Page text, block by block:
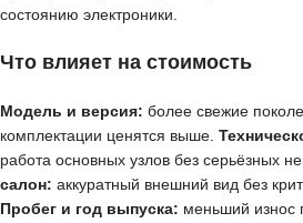
состоянию электроники.
Что влияет на стоимость
Модель и версия: более свежие
комплектации ценятся выше.
работа основных узлов без серьёзных
салон: аккуратный внешний вид без
Пробег и год выпуска: меньший износ